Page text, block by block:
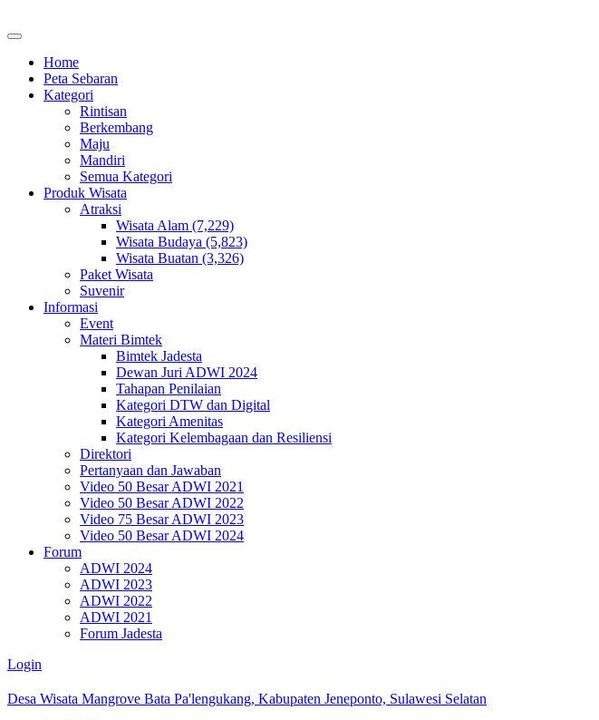
Home
Peta Sebaran
Kategori
Rintisan
Berkembang
Maju
Mandiri
Semua Kategori
Produk Wisata
Atraksi
Wisata Alam (7,229)
Wisata Budaya (5,823)
Wisata Buatan (3,326)
Paket Wisata
Suvenir
Informasi
Event
Materi Bimtek
Bimtek Jadesta
Dewan Juri ADWI 2024
Tahapan Penilaian
Kategori DTW dan Digital
Kategori Amenitas
Kategori Kelembagaan dan Resiliensi
Direktori
Pertanyaan dan Jawaban
Video 50 Besar ADWI 2021
Video 50 Besar ADWI 2022
Video 75 Besar ADWI 2023
Video 50 Besar ADWI 2024
Forum
ADWI 2024
ADWI 2023
ADWI 2022
ADWI 2021
Forum Jadesta
Login
Desa Wisata Mangrove Bata Pa'lengukang, Kabupaten Jeneponto, Sulawesi Selatan